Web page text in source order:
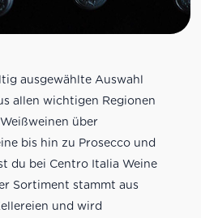
ausgewählte Auswahl
allen wichtigen Regionen
über
bis hin zu Prosecco und
du bei Centro Italia Weine
Sortiment stammt aus
und wird